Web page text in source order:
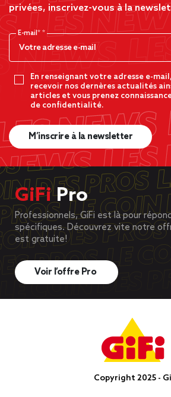
privées, inscrivez-vous à la
E-mail*
En renseignant votre adresse e-
recevoir nos dernères actualités
articles et vous prenez
de confidentialité.
M’inscrire à la newsletter
GiFiPro
Professionnels, GiFi est là pour
spécifiques. Découvrez vite notre
est gratuite!
Voir l’offre Pro
Copyright 2025 -